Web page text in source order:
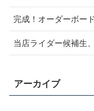
完成！オーダーボード
当店ライダー候補生
アーカイブ